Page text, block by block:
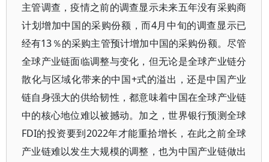
主管调查，疫情之前的调查显示未来五年没有采购商
计划增加中国的采购份额，而4月中旬的调查显示已
经有13％的采购主管预计增加中国的采购份额。尽管
全球产业链面临调整与变化，但无论是全球产业链分
散化与区域化带来的中国+式的溢出，还是中国产业
链自身强大的供给韧性，都意味着中国在全球产业链
中的核心地位难以被撼动。加之，世界银行预测全球
FDI的投资要到2022年才能重拾增长，在此之前全球
产业链难以发生大规模的调整，也为中国产业链做出